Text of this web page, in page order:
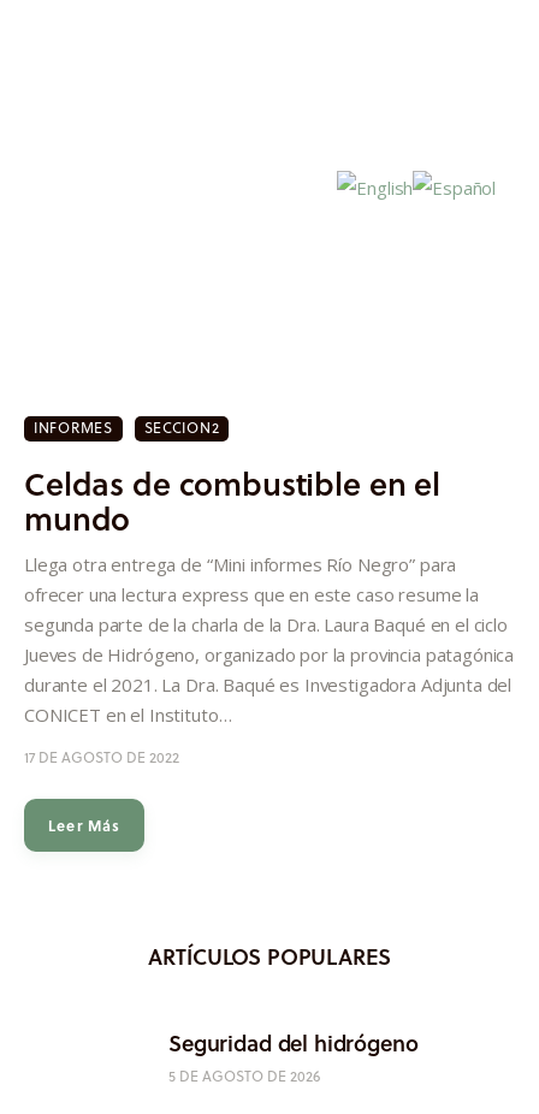
Investigación
Proyectos
Informes
Quiénes somos
INFORMES SECCION2
Celdas de combustible en el
mundo
Llega otra entrega de “Mini informes Río Negro” para
ofrecer una lectura express que en este caso resume la
segunda parte de la charla de la Dra. Laura Baqué en el ciclo
Jueves de Hidrógeno, organizado por la provincia patagónica
durante el 2021. La Dra. Baqué es Investigadora Adjunta del
CONICET en el Instituto…
17 DE AGOSTO DE 2022
Leer Más
ARTÍCULOS POPULARES
Seguridad del hidrógeno
5 DE AGOSTO DE 2026